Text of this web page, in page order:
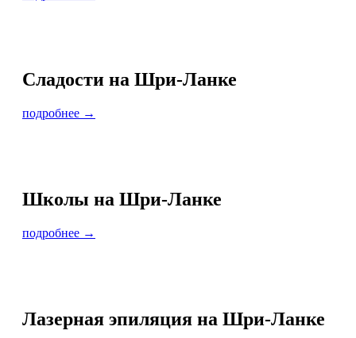
Сладости на Шри-Ланке
подробнее →
Школы на Шри-Ланке
подробнее →
Лазерная эпиляция на Шри-Ланке